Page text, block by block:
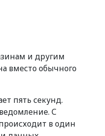
и другим
вместо обычного
пять секунд.
С
в один